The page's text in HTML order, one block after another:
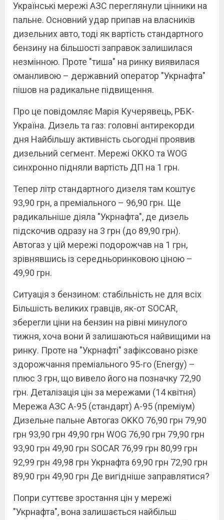
Українські мережі АЗС переглянули цінники на
пальне. Основний удар припав на власників
дизельних авто, тоді як вартість стандартного
бензину на більшості заправок залишилася
незмінною. Проте "тиша" на ринку виявилася
оманливою – державний оператор "Укрнафта"
пішов на радикальне підвищення.
Про це повідомляє Марія Кучерявець, РБК-
Україна. Дизель та газ: головні антирекорди
дня Найбільшу активність сьогодні проявив
дизельний сегмент. Мережі OKKO та WOG
синхронно підняли вартість ДП на 1 грн.
Тепер літр стандартного дизеля там коштує
93,90 грн, а преміального – 96,90 грн. Ще
радикальніше діяла "Укрнафта", де дизель
підскочив одразу на 3 грн (до 89,90 грн).
Автогаз у цій мережі подорожчав на 1 грн,
зрівнявшись із середньоринковою ціною –
49,90 грн.
Ситуація з бензином: стабільність не для всіх
Більшість великих гравців, як-от SOCAR,
зберегли ціни на бензин на рівні минулого
тижня, хоча вони й залишаються найвищими на
ринку. Проте на "Укрнафті" зафіксовано різке
здорожчання преміального 95-го (Energy) –
плюс 3 грн, що вивело його на позначку 72,90
грн. Деталізація цін за мережами (14 квітня)
Мережа АЗС А-95 (стандарт) А-95 (преміум)
Дизельне пальне Автогаз OKKO 76,90 грн 79,90
грн 93,90 грн 49,90 грн WOG 76,90 грн 79,90 грн
93,90 грн 49,90 грн SOCAR 76,99 грн 80,99 грн
92,99 грн 49,98 грн Укрнафта 69,90 грн 72,90 грн
89,90 грн 49,90 грн Де вигідніше заправлятися?
Попри суттєве зростання цін у мережі
"Укрнафта", вона залишається найбільш